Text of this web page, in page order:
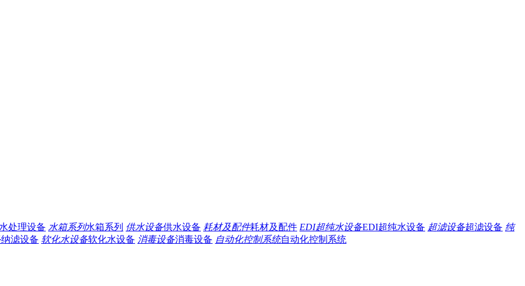
处理设备 水箱系列水箱系列 供水设备供水设备 耗材及配件耗材及配件 EDI超纯水设备EDI超纯水设备 超滤设备超滤设备 纯
纳滤设备 软化水设备软化水设备 消毒设备消毒设备 自动化控制系统自动化控制系统